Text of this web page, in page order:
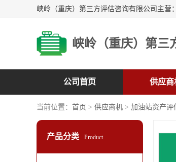
峡岭（重庆）第三
公司首页 供应商
当前位置： 首页 > 供应商机 > 加油站资产评
产品分类 Product